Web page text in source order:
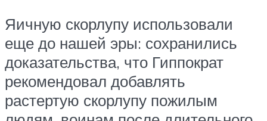
Яичную скорлупу использовали
еще до нашей эры: сохранились
доказательства, что Гиппократ
рекомендовал добавлять
растертую скорлупу пожилым